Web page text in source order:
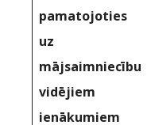
pamatojoties
uz
mājsaimniecību
vidējiem
ienākumiem